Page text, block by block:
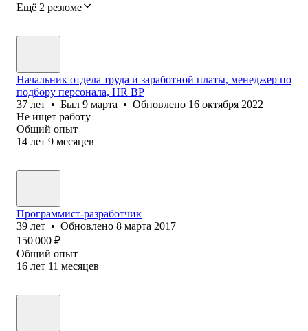
Ещё 2 резюме
Начальник отдела труда и заработной платы, менеджер по
подбору персонала, HR BP
37 лет • Был 9 марта • Обновлено 16 октября 2022
Не ищет работу
Общий опыт
14 лет 9 месяцев
Программист-разработчик
39 лет • Обновлено 8 марта 2017
150 000 ₽
Общий опыт
16 лет 11 месяцев